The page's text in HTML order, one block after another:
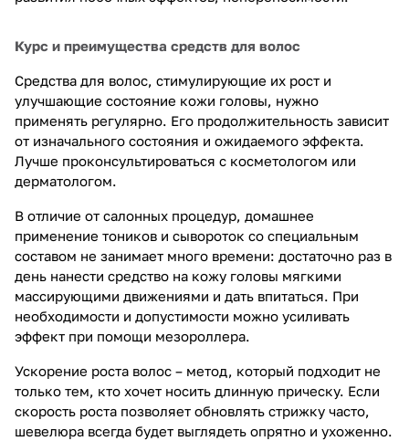
Курс и преимущества средств для волос
Средства для волос, стимулирующие их рост и
улучшающие состояние кожи головы, нужно
применять регулярно. Его продолжительность зависит
от изначального состояния и ожидаемого эффекта.
Лучше проконсультироваться с косметологом или
дерматологом.
В отличие от салонных процедур, домашнее
применение тоников и сывороток со специальным
составом не занимает много времени: достаточно раз в
день нанести средство на кожу головы мягкими
массирующими движениями и дать впитаться. При
необходимости и допустимости можно усиливать
эффект при помощи мезороллера.
Ускорение роста волос – метод, который подходит не
только тем, кто хочет носить длинную прическу. Если
скорость роста позволяет обновлять стрижку часто,
шевелюра всегда будет выглядеть опрятно и ухоженно.